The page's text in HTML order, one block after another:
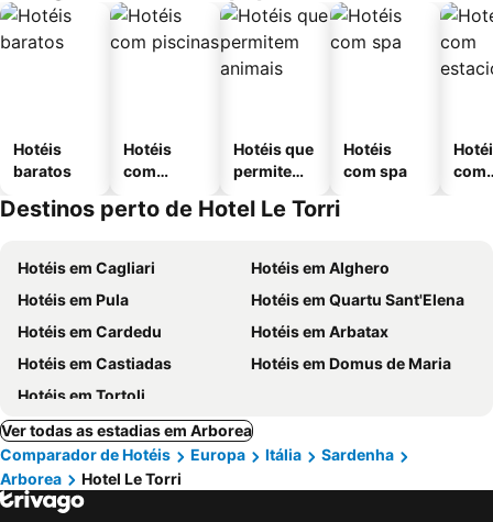
Hotéis
baratos
Hotéis
com
Hotéis que
permitem
Hotéis
com spa
com
Destinos perto de Hotel Le Torri
Hotéis em Cagliari
Hotéis em Alghero
Hotéis em Pula
Hotéis em Quartu Sant'Elena
Hotéis em Cardedu
Hotéis em Arbatax
Hotéis em Castiadas
Hotéis em Domus de Maria
Hotéis em Tortoli
Ver todas as estadias em Arborea
Comparador de Hotéis
Europa Itália
Sardenha
Arborea
Hotel Le Torri